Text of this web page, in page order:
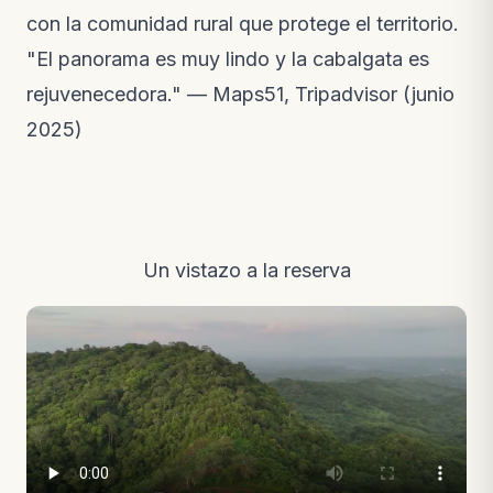
con la comunidad rural que protege el territorio.
"El panorama es muy lindo y la cabalgata es
rejuvenecedora." — Maps51, Tripadvisor (junio
2025)
Un vistazo a la reserva